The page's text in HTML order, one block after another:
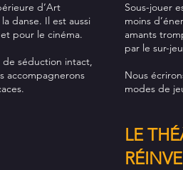
d’Art
danse. Il est aussi
pour le cinéma.
de séduction intact,
accompagnerons
Sous-jouer
moins
amants
par le sur-
Nous
modes de
LE